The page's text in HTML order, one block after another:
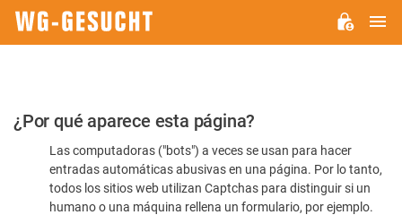
Por
favor,
confirme
¿Por qué aparece esta página?
Las computadoras ("bots") a veces se usan para hacer
entradas automáticas abusivas en una página. Por lo tanto,
todos los sitios web utilizan Captchas para distinguir si un
humano o una máquina rellena un formulario, por ejemplo.